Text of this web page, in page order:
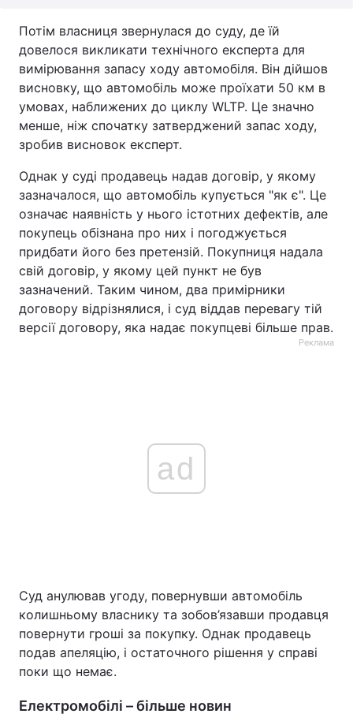
Потім власниця звернулася до суду, де їй
довелося викликати технічного експерта для
вимірювання запасу ходу автомобіля. Він дійшов
висновку, що автомобіль може проїхати 50 км в
умовах, наближених до циклу WLTP. Це значно
менше, ніж спочатку затверджений запас ходу,
зробив висновок експерт.
Однак у суді продавець надав договір, у якому
зазначалося, що автомобіль купується "як є". Це
означає наявність у нього істотних дефектів, але
покупець обізнана про них і погоджується
придбати його без претензій. Покупниця надала
свій договір, у якому цей пункт не був
зазначений. Таким чином, два примірники
договору відрізнялися, і суд віддав перевагу тій
версії договору, яка надає покупцеві більше прав.
Реклама
ad
Суд анулював угоду, повернувши автомобіль
колишньому власнику та зобов’язавши продавця
повернути гроші за покупку. Однак продавець
подав апеляцію, і остаточного рішення у справі
поки що немає.
Електромобілі – більше новин